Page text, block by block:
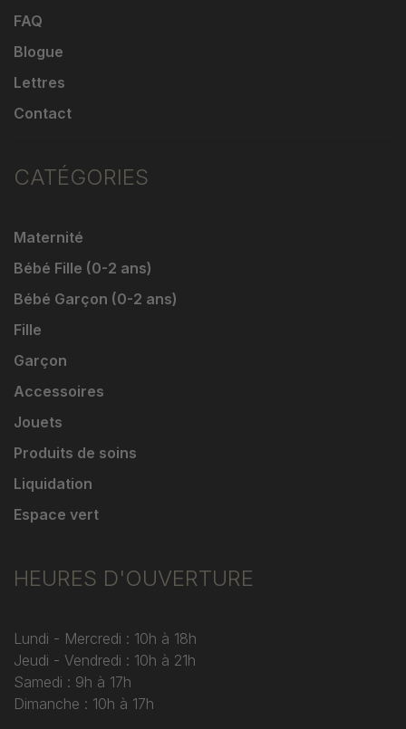
FAQ
Blogue
Lettres
Contact
CATÉGORIES
Maternité
Bébé Fille (0-2 ans)
Bébé Garçon (0-2 ans)
Fille
Garçon
Accessoires
Jouets
Produits de soins
Liquidation
Espace vert
HEURES D'OUVERTURE
Lundi - Mercredi : 10h à 18h
Jeudi - Vendredi : 10h à 21h
Samedi : 9h à 17h
Dimanche : 10h à 17h